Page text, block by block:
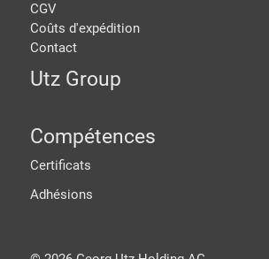
CGV
Coûts d'expédition
Contact
Utz Group
Compétences
Certificats
Adhésions